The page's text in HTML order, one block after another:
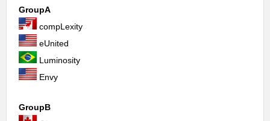
GroupA
compLexity
eUnited
Luminosity
Envy
GroupB